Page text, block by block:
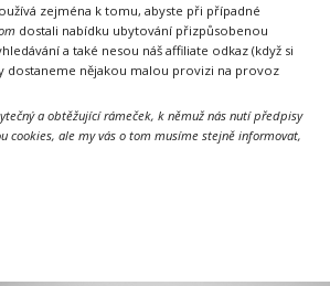
zejména k tomu, abyste při případné
dostali nabídku ubytování přizpůsobenou
a také nesou náš affiliate odkaz (když si
dostaneme nějakou malou provizi na provoz
a obtěžující rámeček, k němuž nás nutí předpisy
cookies, ale my vás o tom musíme stejně informovat,